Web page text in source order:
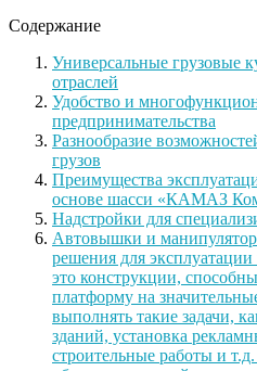
Содержание
Универсальные грузовые
отраслей
Удобство и
предпринимательства
Разнообразие
грузов
Преимущества
основе шасси «КАМАЗ
Надстройки для
Автовышки и
решения для
это конструкции,
платформу на
выполнять такие задачи,
зданий, установка
строительные работы и